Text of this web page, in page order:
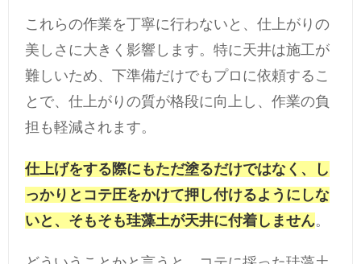
これらの作業を丁寧に行わないと、仕上がりの
美しさに大きく影響します。特に天井は施工が
難しいため、下準備だけでもプロに依頼するこ
とで、仕上がりの質が格段に向上し、作業の負
担も軽減されます。
仕上げをする際にもただ塗るだけではなく、し
っかりとコテ圧をかけて押し付けるようにしな
いと、そもそも珪藻土が天井に付着しません。